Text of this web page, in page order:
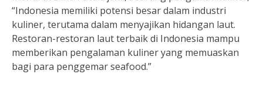
“Indonesia memiliki potensi besar dalam industri
kuliner, terutama dalam menyajikan hidangan laut.
Restoran-restoran laut terbaik di Indonesia mampu
memberikan pengalaman kuliner yang memuaskan
bagi para penggemar seafood.”